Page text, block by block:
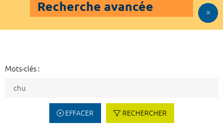
Recherche avancée
Mots-clés :
EFFACER RECHERCHER